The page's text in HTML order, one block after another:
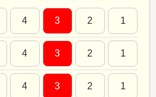
4 3 2 1
4 3 2 1
4 3 2 1